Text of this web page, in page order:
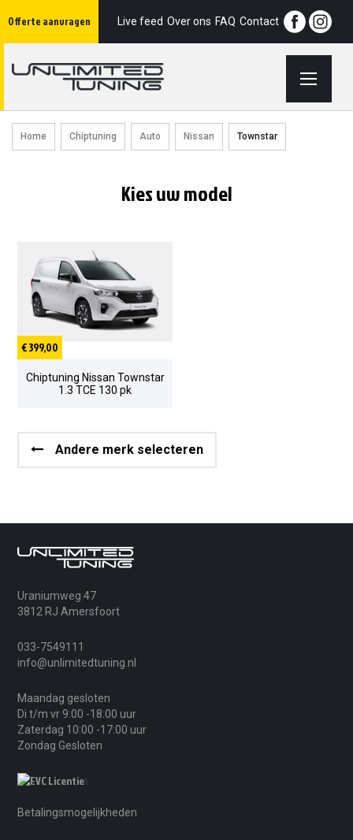
Offerte aanvragen
naarLive feed Over ons FAQ Contact
Home Chiptuning Auto Nissan Townstar
Kies uw model
€ 399,00
Chiptuning Nissan Townstar
1.3 TCE 130 pk
Andere merk selecteren
Uraniumweg 47
3812 RJ Amersfoort
033-7549111
info@unlimitedtuning.nl
Maandag gesloten
Di t/m vr 9:00 -18:00 uur
Zaterdag 10:00 -17:00 uur
Zondag Gesloten
Betalingsmogelijkheden